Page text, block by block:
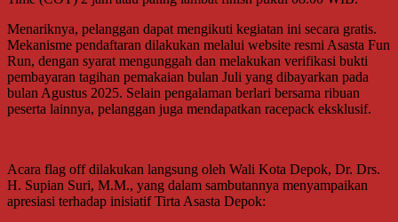
Menariknya, pelanggan dapat mengikuti kegiatan ini secara gratis.
Mekanisme pendaftaran dilakukan melalui website resmi Asasta Fun
Run, dengan syarat mengunggah dan melakukan verifikasi bukti
pembayaran tagihan pemakaian bulan Juli yang dibayarkan pada
bulan Agustus 2025. Selain pengalaman berlari bersama ribuan
peserta lainnya, pelanggan juga mendapatkan racepack eksklusif.
Acara flag off dilakukan langsung oleh Wali Kota Depok, Dr. Drs.
H. Supian Suri, M.M., yang dalam sambutannya menyampaikan
apresiasi terhadap inisiatif Tirta Asasta Depok: